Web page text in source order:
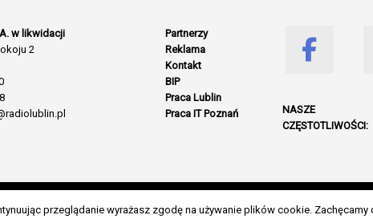
w likwidacji
2
Partnerzy
Reklama
Kontakt
BIP
Praca Lublin
Praca IT Poznań
NASZE
CZĘSTOTLIWOŚCI:
© 2026 Wszelkie prawa zastrzeżone. Radio Lublin
przeglądanie wyrażasz zgodę na używanie plików cookie.